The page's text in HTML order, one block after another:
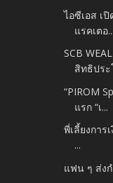
ไอซีเอส เ
แรคเตอ...
SCB
สิทธิประ
“PIROM
แรก “เ...
พี่เลี้ยงการ
...
แฟน ๆ ส่งก